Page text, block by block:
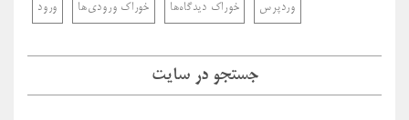
ورود خوراک ورودی‌ها خوراک دیدگاه‌ها وردپرس
جستجو در سایت